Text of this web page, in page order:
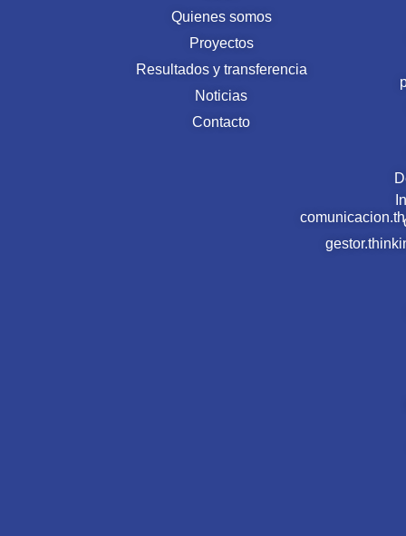
Quienes somos
Proyectos
Resultados y transferencia
Noticias
Contacto